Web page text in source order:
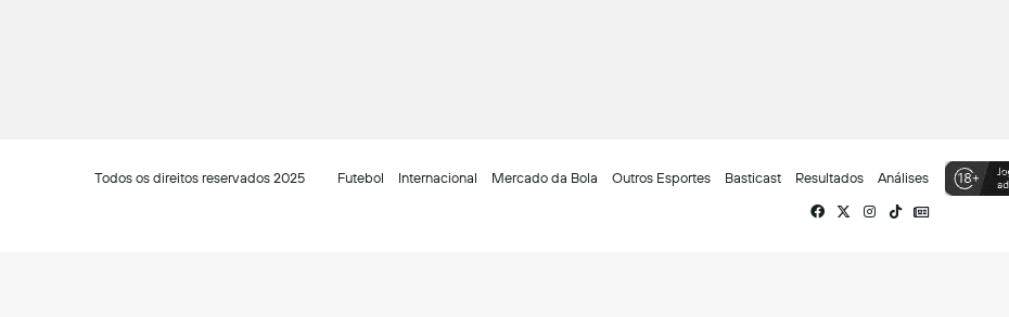
Todos os direitos reservados 2025 Futebol Internacional Mercado da Bola Outros Esportes Basticast Resultados
Análises
Facebook
X Instagram
TikTokSiga-